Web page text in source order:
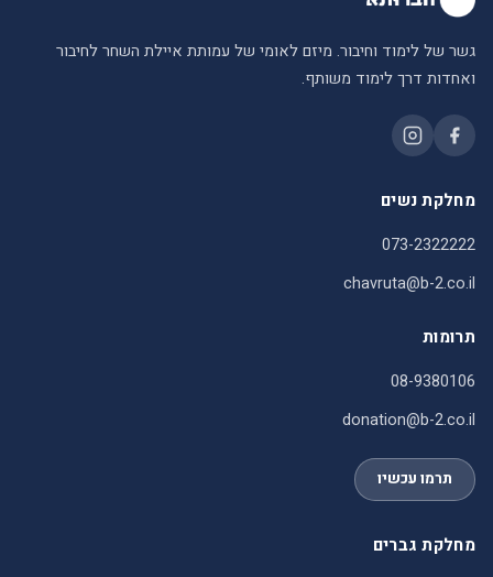
גשר של לימוד וחיבור. מיזם לאומי של עמותת איילת השחר לחיבור
ואחדות דרך לימוד משותף.
מחלקת נשים
073-2322222
chavruta@b-2.co.il
תרומות
08-9380106
donation@b-2.co.il
תרמו עכשיו
מחלקת גברים